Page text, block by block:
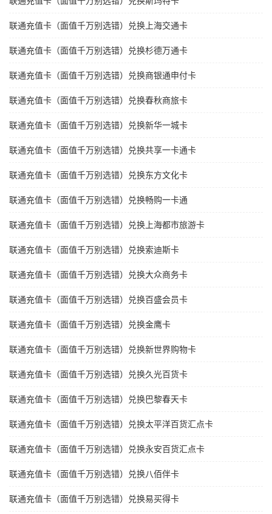
联通充值卡（面值千万别选错）兑换上海交通卡
联通充值卡（面值千万别选错）兑换杉德万通卡
联通充值卡（面值千万别选错）兑换商银通申付卡
联通充值卡（面值千万别选错）兑换春秋商旅卡
联通充值卡（面值千万别选错）兑换新华一城卡
联通充值卡（面值千万别选错）兑换共享一卡通卡
联通充值卡（面值千万别选错）兑换东方文化卡
联通充值卡（面值千万别选错）兑换畅购一卡通
联通充值卡（面值千万别选错）兑换上海都市旅游卡
联通充值卡（面值千万别选错）兑换索迪斯卡
联通充值卡（面值千万别选错）兑换大众商务卡
联通充值卡（面值千万别选错）兑换百盛会员卡
联通充值卡（面值千万别选错）兑换金鹰卡
联通充值卡（面值千万别选错）兑换新世界购物卡
联通充值卡（面值千万别选错）兑换久光百货卡
联通充值卡（面值千万别选错）兑换巴黎春天卡
联通充值卡（面值千万别选错）兑换太平洋百货汇点卡
联通充值卡（面值千万别选错）兑换永安百货汇点卡
联通充值卡（面值千万别选错）兑换八佰伴卡
联通充值卡（面值千万别选错）兑换易买得卡